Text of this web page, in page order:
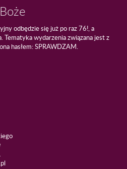
odbędzie się już po raz 76!, a
wydarzenia związana jest z
hasłem: SPRAWDZAM.